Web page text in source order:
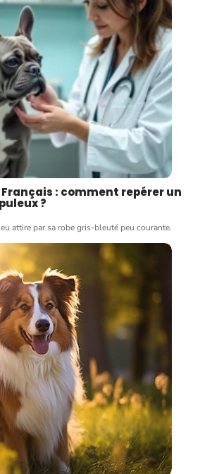
: comment repérer un
?
attire par sa robe gris-bleuté peu courante.